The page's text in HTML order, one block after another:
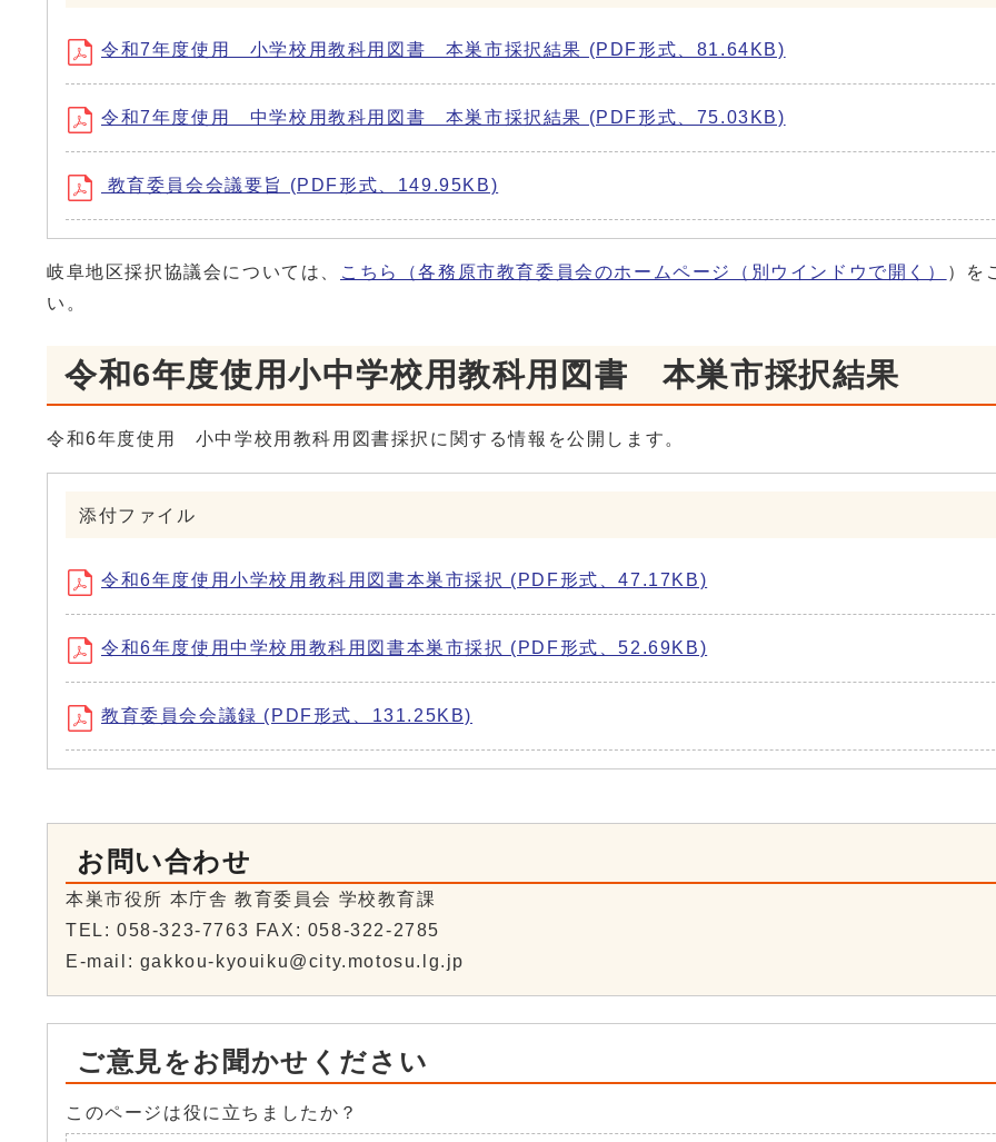
令和7年度使用 小学校用教科用図書 本巣市採択結果 (PDF形式、81.64KB)
令和7年度使用 中学校用教科用図書 本巣市採択結果 (PDF形式、75.03KB)
教育委員会会議要旨 (PDF形式、149.95KB)
岐阜地区採択協議会については、 こちら（各務原市教育委員会のホームページ （別ウインドウで開く）
）を
い。
令和6年度使用小中学校用教科用図書 本巣市採択結果
令和6年度使用 小中学校用教科用図書採択に関する情報を公開します。
添付ファイル
令和6年度使用小学校用教科用図書本巣市採択 (PDF形式、47.17KB)
令和6年度使用中学校用教科用図書本巣市採択 (PDF形式、52.69KB)
教育委員会会議録 (PDF形式、131.25KB)
お問い合わせ
本巣市役所 本庁舎 教育委員会 学校教育課
TEL: 058-323-7763 FAX: 058-322-2785
E-mail: gakkou-kyouiku@city.motosu.lg.jp
ご意見をお聞かせください
このページは役に立ちましたか？